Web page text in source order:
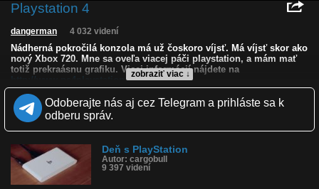
Playstation 4
zobraziť viac ↓
dangerman 4 032 videní
Nádherná pokročilá konzola má už čoskoro víjsť. Má víjsť skor ako
nový Xbox 720. Mne sa oveľa viacej páči playstation, a mám mať
totiž prekraásnu grafiku. Vicej informácií nájdete na
http://www.ps4playstation4.com/.
Kvalita:
Zverejnené: 14.12.2011 8:51
Páči sa: 25% (4 hlasov)
Komentárov: 11
Dľžka: 1:01
Kategória: veda a technika
Tagy: ps4, konzola, pslogo, trailer, new
Odoberajte nás aj cez Telegram a prihláste sa k
odberu správ.
Deň s PlayStation
Autor: cargobull
9 397 videní